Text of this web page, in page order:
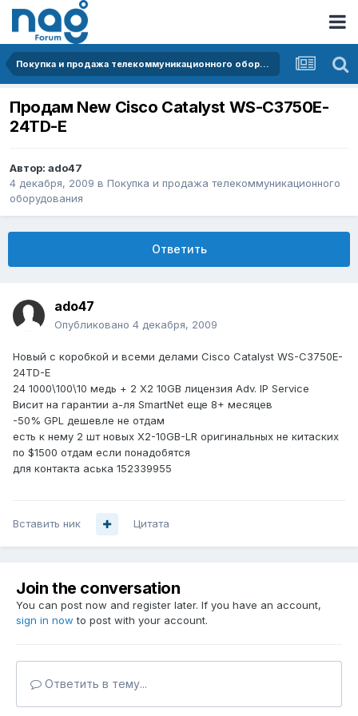
Покупка и продажа телекоммуникационного оборудования
Продам New Cisco Catalyst WS-C3750E-
24TD-E
Автор: ado47
4 декабря, 2009 в Покупка и продажа телекоммуникационного
оборудования
Ответить
ado47
Опубликовано 4 декабря, 2009
Новый с коробкой и всеми делами Cisco Catalyst WS-C3750E-
24TD-E
24 1000\100\10 медь + 2 X2 10GB лицензия Adv. IP Service
Висит на гарантии а-ля SmartNet еще 8+ месяцев
-50% GPL дешевле не отдам
есть к нему 2 шт новых X2-10GB-LR оригинальных не китаских
по $1500 отдам если понадобятся
для контакта аська 152339955
Вставить ник Цитата
Join the conversation
You can post now and register later. If you have an account,
sign in now to post with your account.
Ответить в тему...